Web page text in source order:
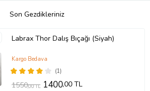
Son Gezdikleriniz
Labrax Thor Dalış Bıçağı (Siyah)
(1)
Kargo Bedava
1550,00 TL 1400,00 TL